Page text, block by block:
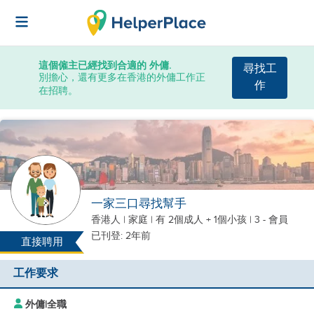
這個僱主已經找到合適的 外傭.
別擔心，還有更多在香港的外傭工作正
在招聘。
尋找工
作
直接聘用
一家三口尋找幫手
香港人 | 家庭 | 有 2個成人 + 1個小孩 | 3 - 會員
已刊登: 2年前
工作要求
外傭|全職